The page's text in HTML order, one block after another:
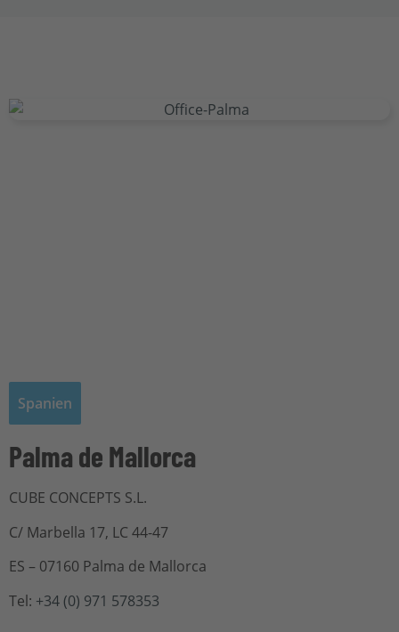
Spanien
Palma de Mallorca
CUBE CONCEPTS S.L.
C/ Marbella 17, LC 44-47
ES – 07160 Palma de Mallorca
Tel: +34(0) 971 578353